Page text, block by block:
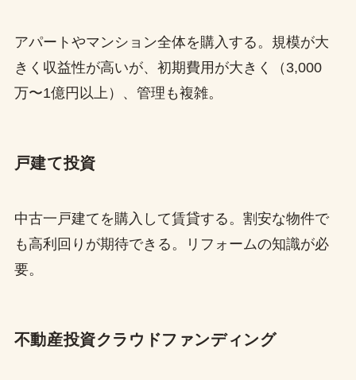
アパートやマンション全体を購入する。規模が大
きく収益性が高いが、初期費用が大きく（3,000
万〜1億円以上）、管理も複雑。
戸建て投資
中古一戸建てを購入して賃貸する。割安な物件で
も高利回りが期待できる。リフォームの知識が必
要。
不動産投資クラウドファンディング